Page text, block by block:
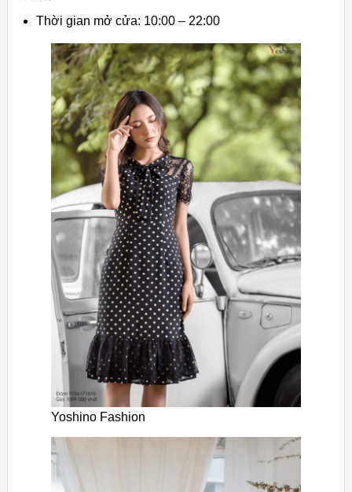
Thời gian mở cửa: 10:00 – 22:00
Yoshino Fashion